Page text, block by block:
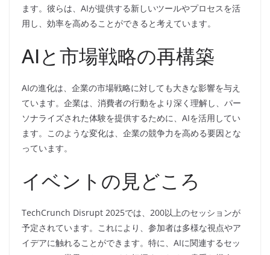
ます。彼らは、AIが提供する新しいツールやプロセスを活
用し、効率を高めることができると考えています。
AIと市場戦略の再構築
AIの進化は、企業の市場戦略に対しても大きな影響を与え
ています。企業は、消費者の行動をより深く理解し、パー
ソナライズされた体験を提供するために、AIを活用してい
ます。このような変化は、企業の競争力を高める要因とな
っています。
イベントの見どころ
TechCrunch Disrupt 2025では、200以上のセッションが
予定されています。これにより、参加者は多様な視点やア
イデアに触れることができます。特に、AIに関連するセッ